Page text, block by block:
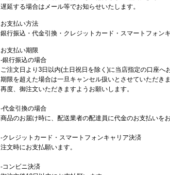
遅延する場合はメール等でお知らせいたします。
お支払い方法
銀行振込・代金引換・クレジットカード・スマートフォン
お支払い期限
-銀行振込の場合
ご注文日より3日以内(土日祝日を除く)に当店指定の口座へ
期限を超えた場合は一旦キャンセル扱いとさせていただきま
再度、御注文いただきますようお願いします。
-代金引換の場合
商品のお届け時に、配送業者の配達員に代金のお支払いをお
-クレジットカード・スマートフォンキャリア決済
注文時にお支払願います。
-コンビニ決済